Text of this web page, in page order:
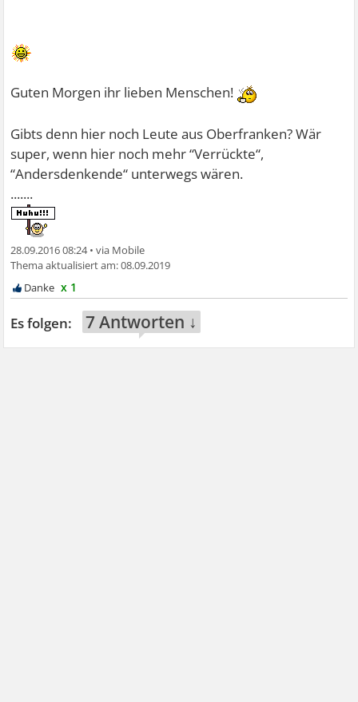
Guten Morgen ihr lieben Menschen!
Gibts denn hier noch Leute aus Oberfranken? Wär
super, wenn hier noch mehr “Verrückte“,
“Andersdenkende“ unterwegs wären.
.......
28.09.2016 08:24•
08.09.2019
x 1
7 Antworten ↓